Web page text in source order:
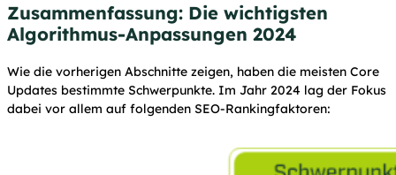
Zusammenfassung: Die wichtigsten
Algorithmus-Anpassungen 2024
Wie die vorherigen Abschnitte zeigen, haben die meisten Core
Updates bestimmte Schwerpunkte. Im Jahr 2024 lag der Fokus
dabei vor allem auf folgenden SEO-Rankingfaktoren: